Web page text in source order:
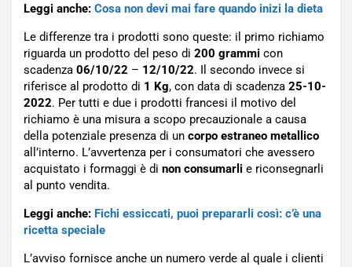
Leggi anche: Cosa non devi mai fare quando inizi la dieta
Le differenze tra i prodotti sono queste: il primo richiamo
riguarda un prodotto del peso di 200 grammi con
scadenza 06/10/22 – 12/10/22. Il secondo invece si
riferisce al prodotto di 1 Kg, con data di scadenza 25-10-
2022. Per tutti e due i prodotti francesi il motivo del
richiamo è una misura a scopo precauzionale a causa
della potenziale presenza di un corpo estraneo metallico
all’interno. L’avvertenza per i consumatori che avessero
acquistato i formaggi è di non consumarli e riconsegnarli
al punto vendita.
Leggi anche: Fichi essiccati, puoi prepararli così: c’è una
ricetta speciale
L’avviso fornisce anche un numero verde al quale i clienti